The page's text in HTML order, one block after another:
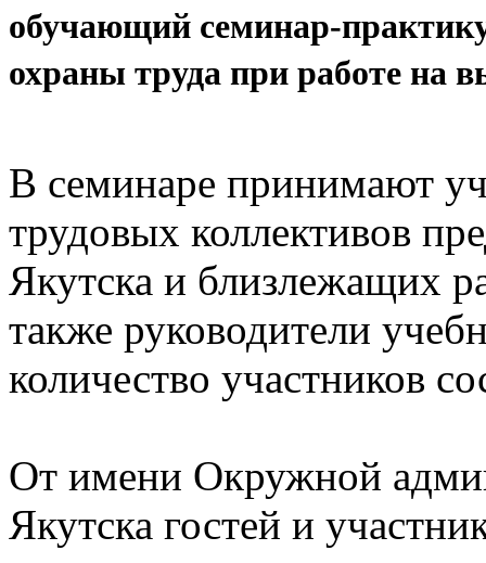
обучающий семинар-
охраны труда при работе на
В семинаре принимают
трудовых коллективов
Якутска и близлежащих
также руководители
количество участников
От имени Окружной
Якутска гостей и